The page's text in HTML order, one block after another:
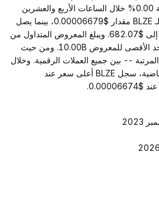
نحو $--، ما يمثل تغيرًا بنسبة 0.00% خلال الساعات الأربع والعشرين
الماضية. ويبلغ السعر الحالي لـ BLZE مقدار $0.00006679، بينما يصل
حجم التداول خلال 24 ساعة إلى $682.07. ويبلغ المعروض المتداول من
BLZE مقدار --، فيما يبلغ الحد الأقصى للمعروض 10.00B. ومن حيث
القيمة السوقية، تحتل BLZE المرتبة -- بين جميع العملات الرقمية. وخلال
الساعات الأربع والعشرين الماضية، سجل BLZE أعلى سعر عند